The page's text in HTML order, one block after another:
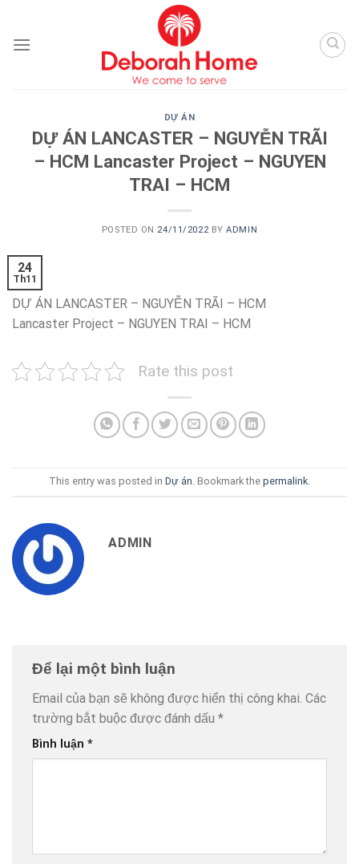
content
DỰ ÁN
DỰ ÁN LANCASTER – NGUYỄN TRÃI
– HCM Lancaster Project – NGUYEN
TRAI – HCM
POSTED ON 24/11/2022 BYADMIN
24
Th11
DỰ ÁN LANCASTER – NGUYỄN TRÃI – HCM
Lancaster Project – NGUYEN TRAI – HCM
Rate this post
This entry was posted in Dự án. Bookmark the permalink.
ADMIN
Để lại một bình luận
Email của bạn sẽ không được hiển thị công khai. Các
trường bắt buộc được đánh dấu *
Bình luận *